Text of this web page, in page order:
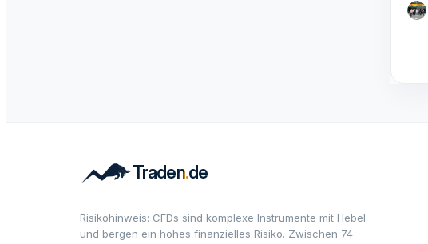
Risikohinweis: CFDs sind komplexe Instrumente mit Hebel
und bergen ein hohes finanzielles Risiko. Zwischen 74-